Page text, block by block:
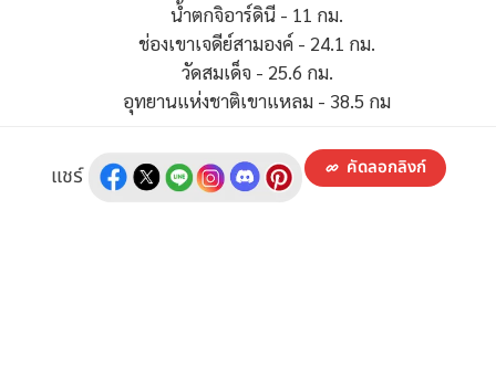
น้ำตกจิอาร์ดินี - 11 กม.
ช่องเขาเจดีย์สามองค์ - 24.1 กม.
วัดสมเด็จ - 25.6 กม.
อุทยานแห่งชาติเขาแหลม - 38.5 กม
แชร์ คัดลอกลิงก์